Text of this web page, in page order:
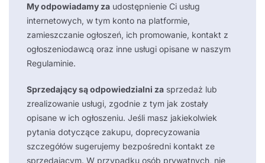
My odpowiadamy za udostępnienie Ci usług
internetowych, w tym konto na platformie,
zamieszczanie ogłoszeń, ich promowanie, kontakt z
ogłoszeniodawcą oraz inne usługi opisane w naszym
Regulaminie.
Sprzedający są odpowiedzialni za sprzedaż lub
zrealizowanie usługi, zgodnie z tym jak zostały
opisane w ich ogłoszeniu. Jeśli masz jakiekolwiek
pytania dotyczące zakupu, doprecyzowania
szczegółów sugerujemy bezpośredni kontakt ze
sprzedającym. W przypadku osób prywatnych, nie